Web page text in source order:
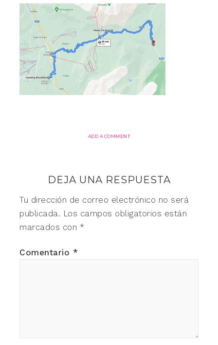
ADD A COMMENT
DEJA UNA RESPUESTA
Tu dirección de correo electrónico no será
publicada. Los campos obligatorios están
marcados con *
Comentario *